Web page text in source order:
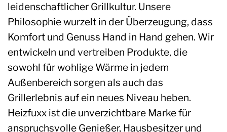
leidenschaftlicher Grillkultur. Unsere
Philosophie wurzelt in der Überzeugung, dass
Komfort und Genuss Hand in Hand gehen. Wir
entwickeln und vertreiben Produkte, die
sowohl für wohlige Wärme in jedem
Außenbereich sorgen als auch das
Grillerlebnis auf ein neues Niveau heben.
Heizfuxx ist die unverzichtbare Marke für
anspruchsvolle Genießer, Hausbesitzer und